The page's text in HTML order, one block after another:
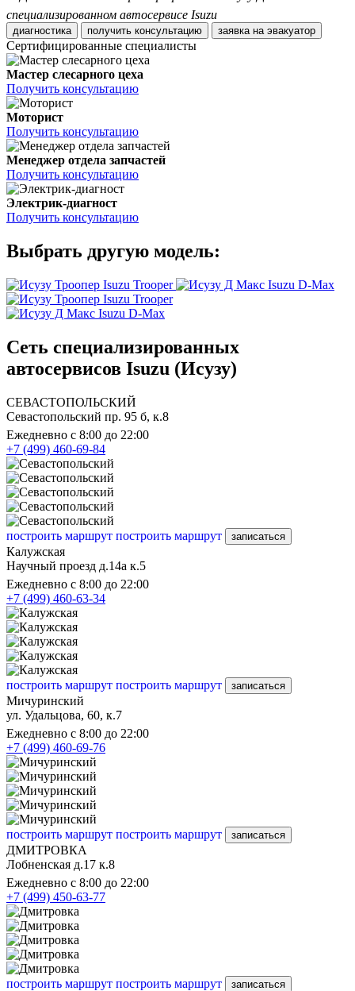
специализированном автосервисе Isuzu
диагностика получить консультацию заявка на эвакуатор
Сертифицированные специалисты
Мастер слесарного цеха
Получить консультацию
Моторист
Получить консультацию
Менеджер отдела запчастей
Получить консультацию
Электрик-диагност
Получить консультацию
Выбрать другую модель:
Isuzu Trooper
Isuzu D-Max
Isuzu Trooper
Isuzu D-Max
Сеть специализированных
автосервисов Isuzu (Исузу)
СЕВАСТОПОЛЬСКИЙ
Севастопольский пр. 95 б, к.8
Ежедневно с 8:00 до 22:00
+7 (499) 460-69-84
построить маршрут построить маршрут записаться
Калужская
Научный проезд д.14а к.5
Ежедневно с 8:00 до 22:00
+7 (499) 460-63-34
построить маршрут построить маршрут записаться
Мичуринский
ул. Удальцова, 60, к.7
Ежедневно с 8:00 до 22:00
+7 (499) 460-69-76
построить маршрут построить маршрут записаться
ДМИТРОВКА
Лобненская д.17 к.8
Ежедневно с 8:00 до 22:00
+7 (499) 450-63-77
построить маршрут построить маршрут записаться